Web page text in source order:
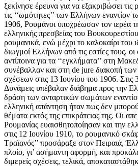
ξεκίνησε έρευνα για να εξακριβώσει τις
τις ‘‘ωμότητες’’ των Ελλήνων
1906, Ρουμάνοι υποχρέωσαν τον ιερέα
ελληνικής πρεσβείας του
ρουμανικά, ενώ μέχρι το καλοκαίρι του
διωγμοί Ελλήνων από τις εστίες τους,
αντίποινα για τα ‘‘εγκλήματα’’ στη
συνέβαλλαν και στη de jure διακοπή
σχέσεων στις 13 Ιουνίου του 1906.
Δυνάμεις υπέβαλαν διάβημα προς την
δράση των ανταρτικών σωμάτων
ελληνική απάντηση ήταν πως δεν
θέματα εκτός της επικράτειας της. Οι
Ρουμανίας ευαισθητοποίησαν και την
στις 12 Ιουνίου 1910, το ρουμανικό
Τραϊανός’’ προσάραξε στον Πειραιά,
πλοίο, γι’ ασήμαντη αφορμή, και
διμερείς σχέσεις, τελικά,